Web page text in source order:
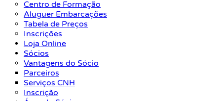
Centro de Formação
Aluguer Embarcações
Tabela de Preços
Inscrições
Loja Online
Sócios
Vantagens do Sócio
Parceiros
Serviços CNH
Inscrição